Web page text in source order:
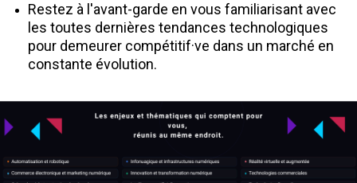
Restez à l'avant-garde en vous familiarisant avec
les toutes dernières tendances technologiques
pour demeurer compétitif·ve dans un marché en
constante évolution.